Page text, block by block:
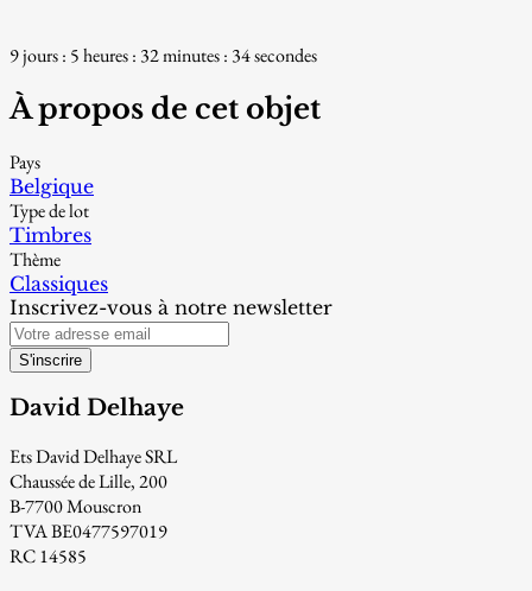
9 jours : 5 heures : 32 minutes : 32 secondes
À propos de cet objet
Pays
Belgique
Type de lot
Timbres
Thème
Classiques
Inscrivez-vous à notre newsletter
S'inscrire
David Delhaye
Ets David Delhaye SRL
Chaussée de Lille, 200
B-7700 Mouscron
TVA BE0477597019
RC 14585